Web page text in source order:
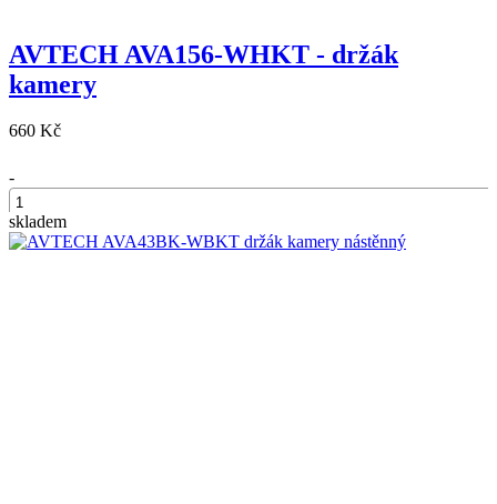
AVTECH AVA156-WHKT - držák
kamery
660 Kč
-
+
skladem